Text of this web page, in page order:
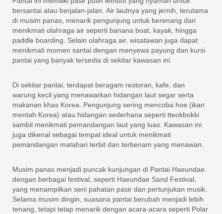
bersantai atau berjalan-jalan. Air lautnya yang jernih, terutama
di musim panas, menarik pengunjung untuk berenang dan
menikmati olahraga air seperti banana boat, kayak, hingga
paddle boarding. Selain olahraga air, wisatawan juga dapat
menikmati momen santai dengan menyewa payung dan kursi
pantai yang banyak tersedia di sekitar kawasan ini.
Di sekitar pantai, terdapat beragam restoran, kafe, dan
warung kecil yang menawarkan hidangan laut segar serta
makanan khas Korea. Pengunjung sering mencoba hoe (ikan
mentah Korea) atau hidangan sederhana seperti tteokbokki
sambil menikmati pemandangan laut yang luas. Kawasan ini
juga dikenal sebagai tempat ideal untuk menikmati
pemandangan matahari terbit dan terbenam yang menawan.
Musim panas menjadi puncak kunjungan di Pantai Haeundae
dengan berbagai festival, seperti Haeundae Sand Festival,
yang menampilkan seni pahatan pasir dan pertunjukan musik.
Selama musim dingin, suasana pantai berubah menjadi lebih
tenang, tetapi tetap menarik dengan acara-acara seperti Polar